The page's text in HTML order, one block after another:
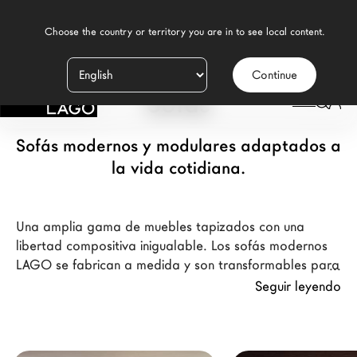
Continue
Productos
Configurador
Tiendas
Brand
Sofás
Sofás modernos y modulares adaptados a
la vida cotidiana.
Una amplia gama de muebles tapizados con una
libertad compositiva inigualable. Los sofás modernos
LAGO se fabrican a medida y son transformables para
cada momento. Amueblan el salón dando sensación de
Seguir leyendo